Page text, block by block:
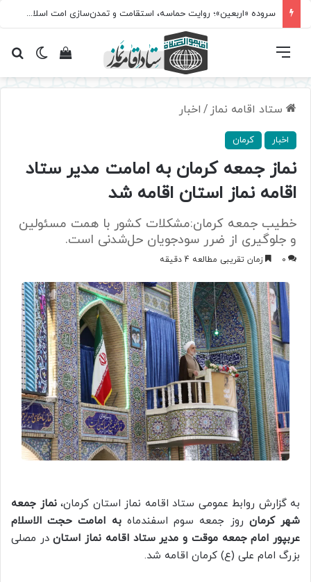
سروده‌ «اربعین»؛ روایت حماسه، استقامت و تمدن‌سازی امت اسلامی
تغییرمشاهده فهرست
ستاد اقامه نماز / اخبار
اخبار کرمان
نماز جمعه کرمان به امامت مدیر ستاد
اقامه نماز استان اقامه شد
خطیب جمعه کرمان:مشکلات کشور با همت مسئولین
و جلوگیری از ضرر سودجویان حل‌شدنی است.
0 زمان تقریبی مطالعه 4 دقیقه
به گزارش روابط عمومی ستاد اقامه نماز استان کرمان،نماز جمعه
شهر کرمان روز جمعه سوم اسفندماهبه امامت حجت الاسلام
عربپور امام جمعه موقت و مدیر ستاد اقامه نماز استاندر مصلی
بزرگ امام علی (ع) کرمان اقامه شد.